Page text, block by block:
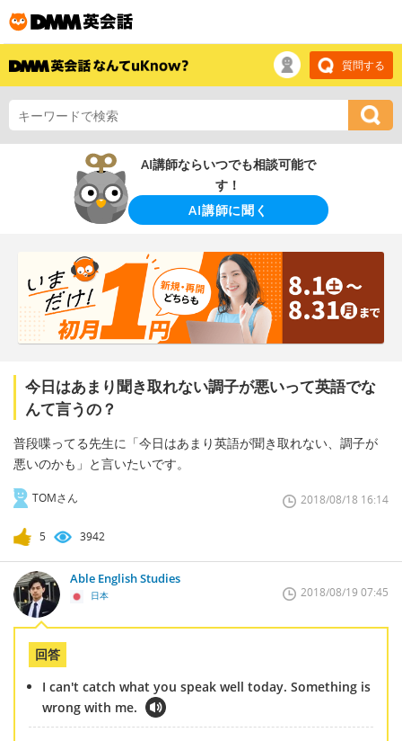
質問する
AI講師ならいつでも相談可能で
す！
AI講師に聞く
今日はあまり聞き取れない調子が悪いって英語でな
んて言うの？
普段喋ってる先生に「今日はあまり英語が聞き取れない、調子が
悪いのかも」と言いたいです。
TOMさん 2018/08/18 16:14
5 3942
Able English Studies
日本 2018/08/19 07:45
回答
I can't catch what you speak well today. Something is
wrong with me.